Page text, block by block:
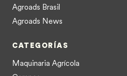
Agroads Brasil
Agroads News
CATEGORÍAS
Maquinaria Agrícola